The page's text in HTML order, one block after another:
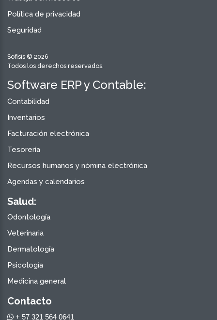
Política de privacidad
Seguridad
Sofisis © 2026
Todos los derechos reservados.
Software ERP y Contable:
Contabilidad
Inventarios
Facturación electrónica
Tesorería
Recursos humanos y nómina electrónica
Agendas y calendarios
Salud:
Odontología
Veterinaria
Dermatología
Psicología
Medicina general
Contacto
+ 57 321 564 0641